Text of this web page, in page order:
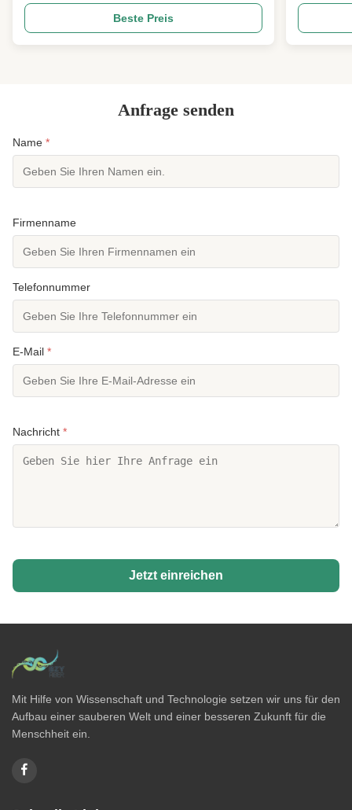
2D mit unbestimmter Länge Spezifikationen können
angepasst werden Beschreibung des Produkts
Unsere 2D-Schwarze Kontinuierliche Schleppfaser
Beste Preis
industrielle
Anfrage senden
Name *
Firmenname
Telefonnummer
E-Mail *
Nachricht *
Jetzt einreichen
Mit Hilfe von Wissenschaft und Technologie setzen wir uns für den
Aufbau einer sauberen Welt und einer besseren Zukunft für die
Menschheit ein.